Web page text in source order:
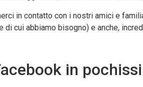
in contatto con i nostri amici e
di cui abbiamo bisogno) e anche,
in